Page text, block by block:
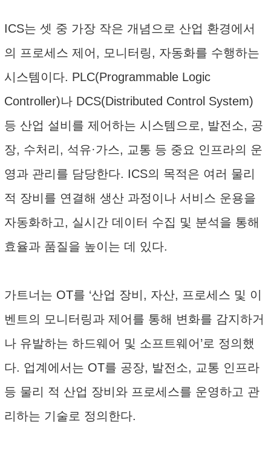
ICS는 셋 중 가장 작은 개념으로 산업 환경에서
의 프로세스 제어, 모니터링, 자동화를 수행하는
시스템이다. PLC(Programmable Logic
Controller)나 DCS(Distributed Control System)
등 산업 설비를 제어하는 시스템으로, 발전소, 공
장, 수처리, 석유·가스, 교통 등 중요 인프라의 운
영과 관리를 담당한다. ICS의 목적은 여러 물리
적 장비를 연결해 생산 과정이나 서비스 운용을
자동화하고, 실시간 데이터 수집 및 분석을 통해
효율과 품질을 높이는 데 있다.
가트너는 OT를 ‘산업 장비, 자산, 프로세스 및 이
벤트의 모니터링과 제어를 통해 변화를 감지하거
나 유발하는 하드웨어 및 소프트웨어’로 정의했
다. 업계에서는 OT를 공장, 발전소, 교통 인프라
등 물리 적 산업 장비와 프로세스를 운영하고 관
리하는 기술로 정의한다.